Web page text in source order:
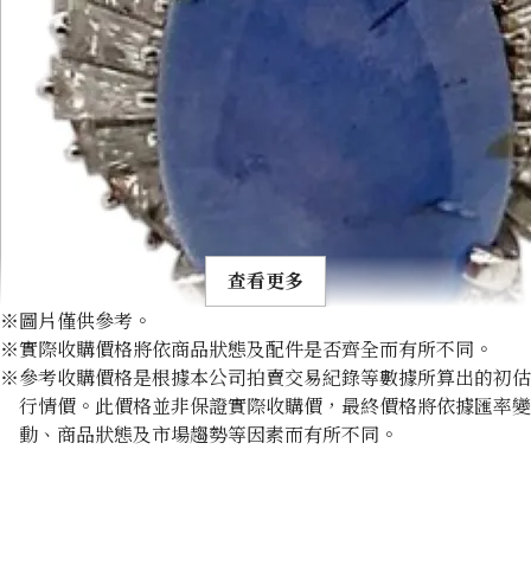
Pt･Pm900 Star Sapphire Diamond Ring 10.97ct
查看更多
※圖片僅供參考。
※實際收購價格將依商品狀態及配件是否齊全而有所不同。
※參考收購價格是根據本公司拍賣交易紀錄等數據所算出的初估
行情價。此價格並非保證實際收購價，最終價格將依據匯率變
動、商品狀態及市場趨勢等因素而有所不同。